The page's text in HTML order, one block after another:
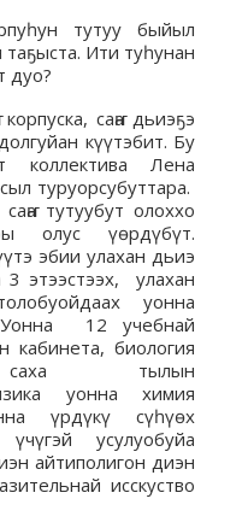
тутуу быйыл
Ити туһунан
дуо?
саҥа дьиэҕэ
күүтэбит. Бу
коллектива Лена
туруорсубуттара.
тутуубут олоххо
олус үөрдүбүт.
эбии улахан дьиэ
3 этээстээх, улахан
уонна
Уонна 12 учебнай
кабинета, биология
саха тылын
уонна химия
үрдүкү сүһүөх
усулуобуйа
айтиполигон диэн
исскуство